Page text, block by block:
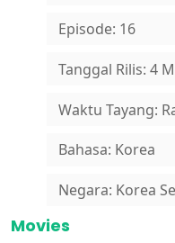
Episode: 16
Tanggal Rilis: 4
Waktu Tayang:
Bahasa: Korea
Negara: Korea
Movies